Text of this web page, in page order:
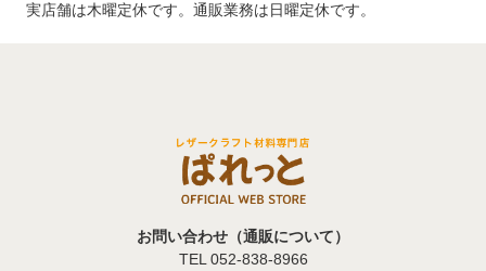
実店舗は木曜定休です。通販業務は日曜定休です。
お問い合わせ（通販について）
TEL 052-838-8966